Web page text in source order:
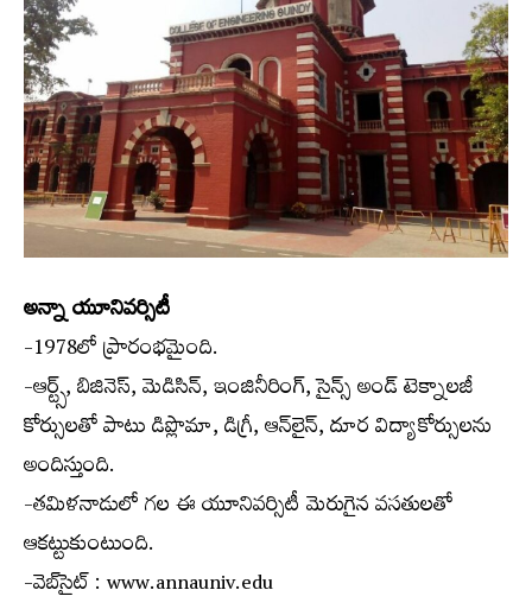
అన్నా యూనివర్సిటీ
-1978లో ప్రారంభమైంది.
-ఆర్ట్స్, బిజినెస్, మెడిసిన్, ఇంజినీరింగ్, సైన్స్ అండ్ టెక్నాలజీ
కోర్సులతో పాటు డిప్లొమా, డిగ్రీ, ఆన్‌లైన్, దూర విద్యాకోర్సులను
అందిస్తుంది.
-తమిళనాడులో గల ఈ యూనివర్సిటీ మెరుగైన వసతులతో
ఆకట్టుకుంటుంది.
-వెబ్‌సైట్ : www.annauniv.edu